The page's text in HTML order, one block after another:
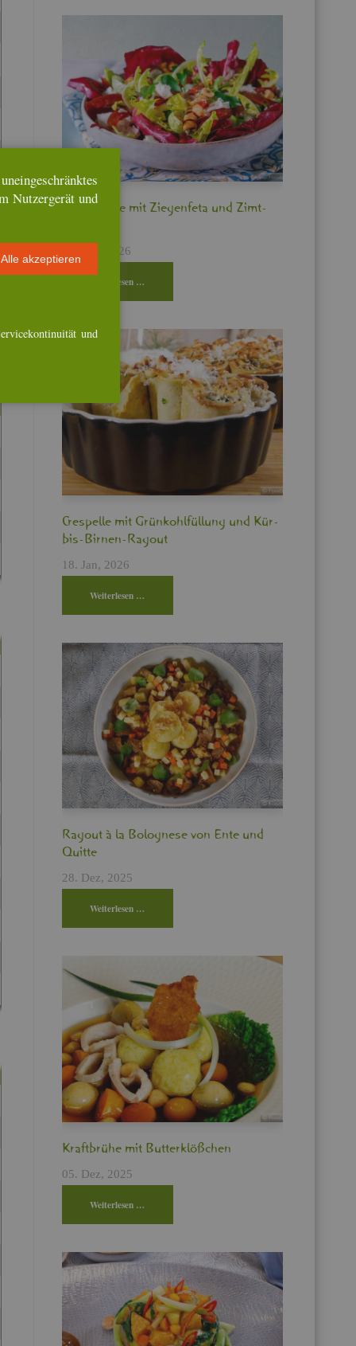
Bit­ter­sa­la­te mit Zie­gen­fe­ta und Zimt­
17. Feb, 2026
Wei­ter­le­sen …
Cres­pel­le mit Grün­kohl­fül­lung und Kür­
bis-Bir­nen-Ra­gout
18. Jan, 2026
Wei­ter­le­sen …
Ra­gout à la Bo­lo­gne­se von Ente und
Quit­te
28. Dez, 2025
Wei­ter­le­sen …
Kraft­brü­he mit But­ter­klö­ßchen
05. Dez, 2025
Wei­ter­le­sen …
Nut­zer­ge­rät und
Alle ak­zep­tie­ren
und